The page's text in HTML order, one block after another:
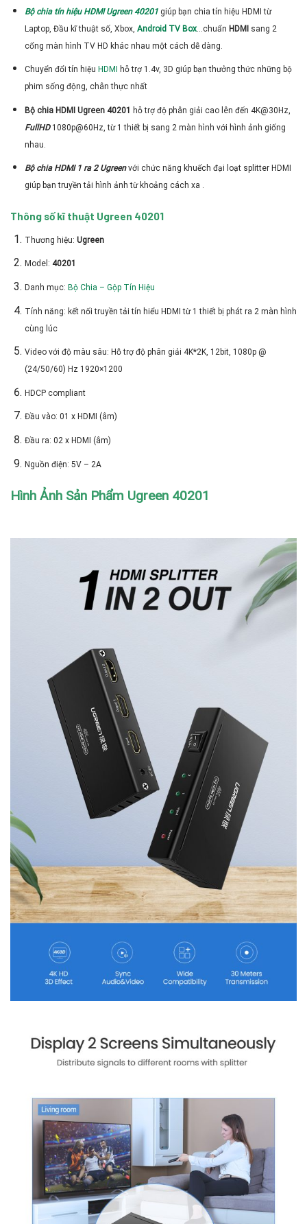
Bộ chia tín hiệu HDMI Ugreen 40201giúp bạn chia tín hiệu HDMI từ
Laptop, Đầu kĩ thuật số, Xbox, Android TV Box…chuẩn HDMIsang 2
cổng màn hình TV HD khác nhau một cách dễ dàng.
Chuyển đổi tín hiệu HDMI
hỗ trợ 1.4v, 3D giúp bạn thưởng thức những bộ
phim sống động, chân thực nhất
Bộ chia HDMI Ugreen 40201 hỗ trợ độ phân giải cao lên đến 4K@30Hz,
FullHD1080p@60Hz, từ 1 thiết bị sang 2 màn hình với hình ảnh giống
nhau.
Bộ chia HDMI 1 ra 2 Ugreenvới chức năng khuếch đại loạt splitter HDMI
giúp bạn truyền tải hình ảnh từ khoảng cách xa .
Thông số kĩ thuật Ugreen 40201
Thương hiệu: Ugreen
Model: 40201
Danh mục: Bộ Chia – Gộp Tín Hiệu
Tính năng: kết nối truyền tải tín hiểu HDMI từ 1 thiết bị phát ra 2 màn hình
cùng lúc
Video với độ màu sâu: Hỗ trợ độ phân giải 4K*2K, 12bit, 1080p @
(24/50/60) Hz 1920×1200
HDCP compliant
Đầu vào: 01 x HDMI (âm)
Đầu ra: 02 x HDMI (âm)
Nguồn điện: 5V – 2A
Hình Ảnh Sản Phẩm Ugreen 40201